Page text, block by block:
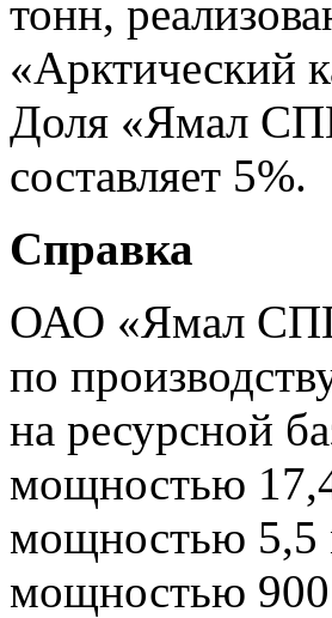
тонн,
«Арктический
Доля «Ямал
составляет 5%.
Справка
ОАО «Ямал
по
на ресурсной
мощностью
мощностью 5,5
мощностью 900